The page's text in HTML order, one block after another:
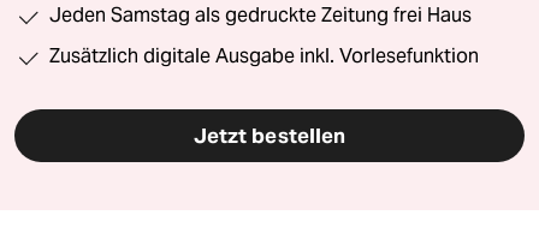
Jeden Samstag als gedruckte Zeitung frei Haus
Zusätzlich digitale Ausgabe inkl. Vorlesefunktion
Jetzt bestellen